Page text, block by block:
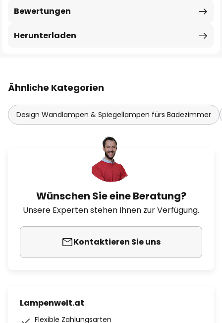
Bewertungen
Herunterladen
Ähnliche Kategorien
Design Wandlampen & Spiegellampen fürs Badezimmer
Wünschen Sie eine Beratung?
Unsere Experten stehen Ihnen zur Verfügung.
Kontaktieren Sie uns
Lampenwelt.at
Flexible Zahlungsarten